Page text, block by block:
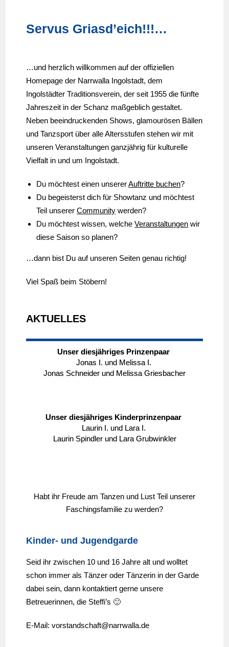
Servus Griasd’eich!!!…
…und herzlich willkommen auf der offiziellen
Homepage der Narrwalla Ingolstadt, dem
Ingolstädter Traditionsverein, der seit 1955 die fünfte
Jahreszeit in der Schanz maßgeblich gestaltet.
Neben beeindruckenden Shows, glamourösen Bällen
und Tanzsport über alle Altersstufen stehen wir mit
unseren Veranstaltungen ganzjährig für kulturelle
Vielfalt in und um Ingolstadt.
Du möchtest einen unsererAuftritte buchen?
Du begeisterst dich für Showtanz und möchtest
Teil unsererCommunity werden?
Du möchtest wissen, welcheVeranstaltungen wir
diese Saison so planen?
…dann bist Du auf unseren Seiten genau richtig!
Viel Spaß beim Stöbern!
AKTUELLES
Unser diesjähriges Prinzenpaar
Jonas I. und Melissa I.
Jonas Schneider und Melissa Griesbacher
Unser diesjähriges Kinderprinzenpaar
Laurin I. und Lara I.
Laurin Spindler und Lara Grubwinkler
Habt ihr Freude am Tanzen und Lust Teil unserer
Faschingsfamilie zu werden?
Kinder- und Jugendgarde
Seid ihr zwischen 10 und 16 Jahre alt und wolltet
schon immer als Tänzer oder Tänzerin in der Garde
dabei sein, dann kontaktiert gerne unsere
Betreuerinnen, die Steffi’s 🙂
E-Mail: vorstandschaft@narrwalla.de